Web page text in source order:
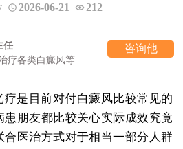
2026-06-21 212
疗是目前对付白癜风比较常见的
朋友都比较关心实际成效究竟
合医治方式对于相当一部分人群